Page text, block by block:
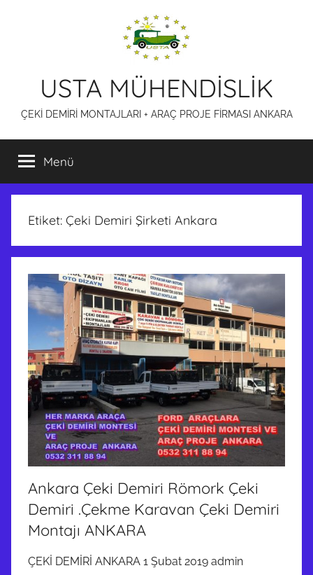
USTA MÜHENDİSLİK
ÇEKİ DEMİRİ MONTAJLARI + ARAÇ PROJE FİRMASI ANKARA
Menü
Etiket: Çeki Demiri Şirketi Ankara
Ankara Çeki Demiri Römork Çeki
Demiri .Çekme Karavan Çeki Demiri
Montajı ANKARA
ÇEKİ DEMİRİ ANKARA 1 Şubat 2019 admin